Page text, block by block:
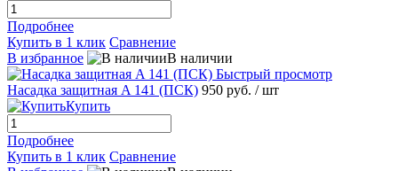
Подробнее
Купить в 1 клик Сравнение
В избранное
В наличии
Быстрый просмотр
Насадка защитная A 141 (ПСК) 950 руб. / шт
Купить
Подробнее
Купить в 1 клик Сравнение